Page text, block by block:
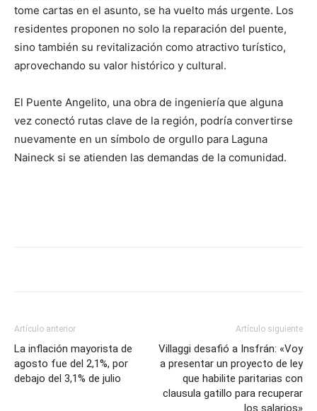
tome cartas en el asunto, se ha vuelto más urgente. Los
residentes proponen no solo la reparación del puente,
sino también su revitalización como atractivo turístico,
aprovechando su valor histórico y cultural.
El Puente Angelito, una obra de ingeniería que alguna
vez conectó rutas clave de la región, podría convertirse
nuevamente en un símbolo de orgullo para Laguna
Naineck si se atienden las demandas de la comunidad.
Artículo anterior
La inflación mayorista de
agosto fue del 2,1%, por
debajo del 3,1% de julio
Artículo siguiente
Villaggi desafió a Insfrán: «Voy
a presentar un proyecto de ley
que habilite paritarias con
clausula gatillo para recuperar
los salarios»